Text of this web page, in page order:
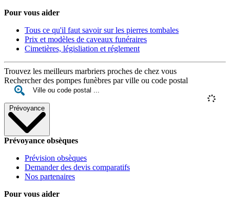
Pour vous aider
Tous ce qu'il faut savoir sur les pierres tombales
Prix et modèles de caveaux funéraires
Cimetières, législiation et réglement
Trouvez les meilleurs marbriers proches de chez vous
Rechercher des pompes funèbres par ville ou code postal
Prévoyance
Prévoyance obsèques
Prévision obsèques
Demander des devis comparatifs
Nos partenaires
Pour vous aider